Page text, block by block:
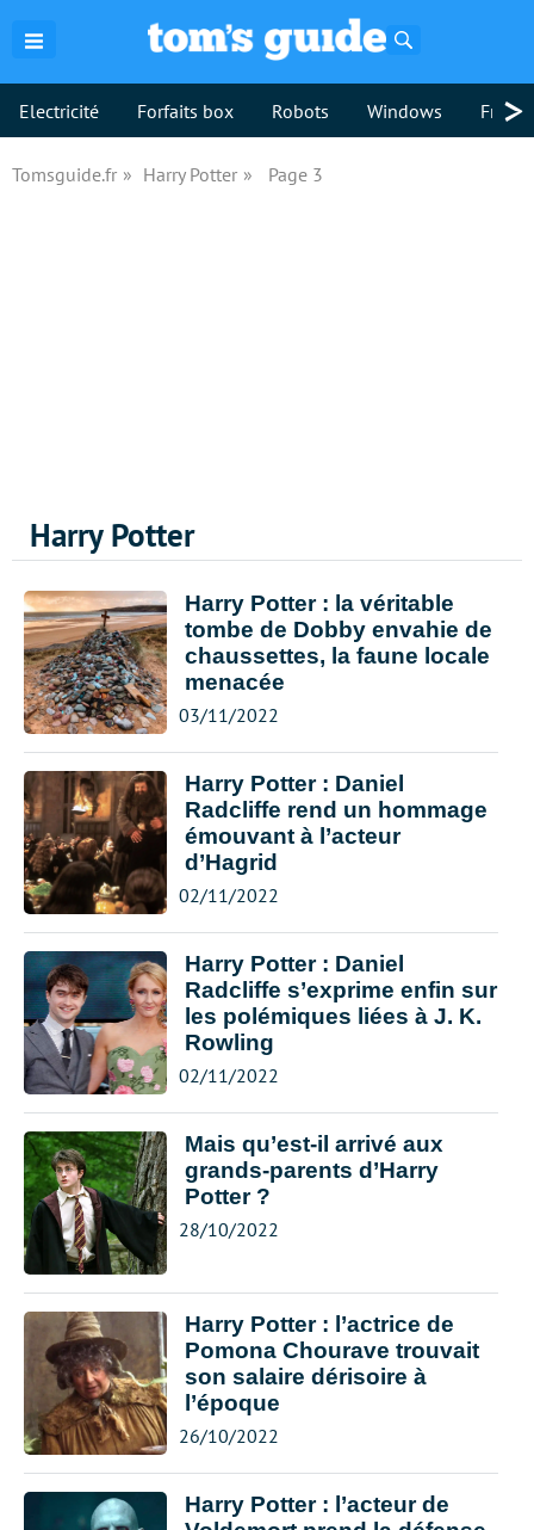
Electricité Forfaits box Robots Windows >
Tomsguide.fr Harry Potter Page 3
Harry Potter
Harry Potter : la véritable
tombe de Dobby envahie de
chaussettes, la faune locale
menacée
03/11/2022
Harry Potter : Daniel
Radcliffe rend un hommage
émouvant à l’acteur
d’Hagrid
02/11/2022
Harry Potter : Daniel
Radcliffe s’exprime enfin sur
les polémiques liées à J. K.
Rowling
02/11/2022
Mais qu’est-il arrivé aux
grands-parents d’Harry
Potter ?
28/10/2022
Harry Potter : l’actrice de
Pomona Chourave trouvait
son salaire dérisoire à
l’époque
26/10/2022
Harry Potter : l’acteur de